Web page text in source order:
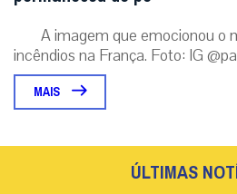
A imagem que emocionou o
incêndios na França. Foto: IG
MAIS
ÚLTIMAS